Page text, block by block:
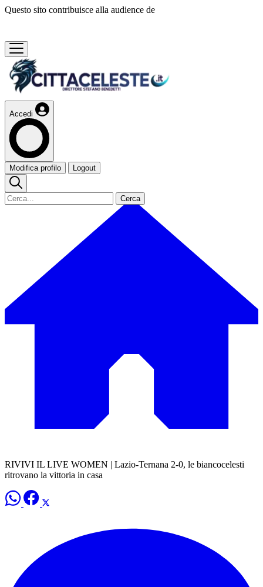
Questo sito contribuisce alla audience de
Accedi
Modifica profilo Logout
Cerca
RIVIVI IL LIVE WOMEN | Lazio-Ternana 2-0, le biancocelesti
ritrovano la vittoria in casa